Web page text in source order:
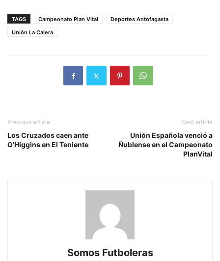
TAGS Campeonato Plan Vital
Deportes Antofagasta
Unión La Calera
Previous article
Los Cruzados caen ante
O’Higgins en El Teniente
Next article
Unión Española venció a
Ñublense en el Campeonato
PlanVital
Somos Futboleras